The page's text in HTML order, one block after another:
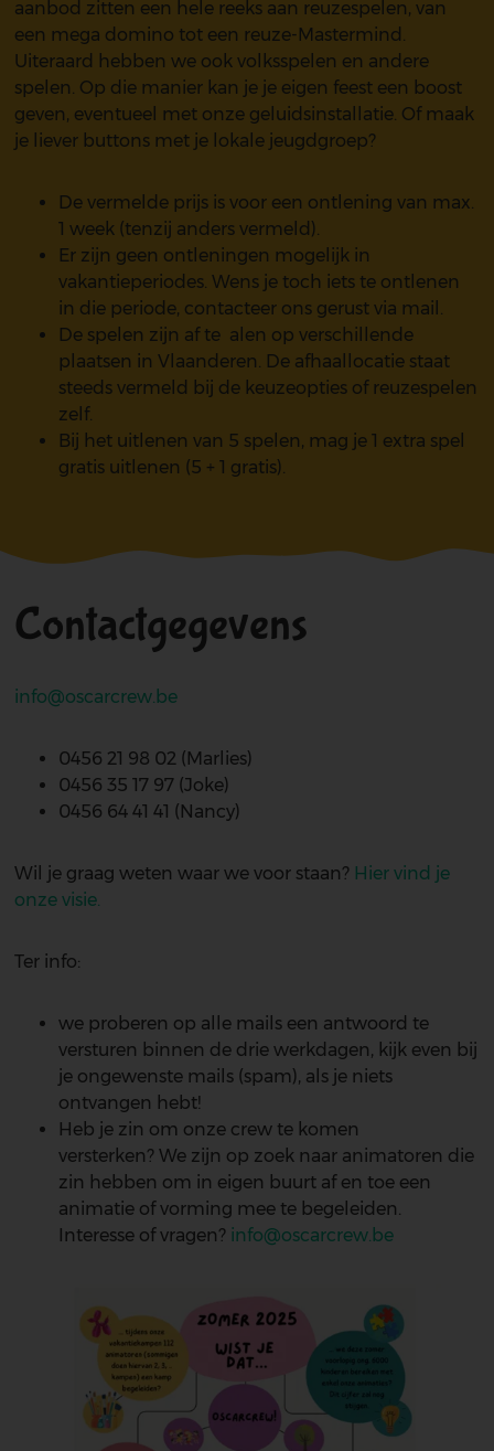
aanbod zitten een hele reeks aan reuzespelen, van
een mega domino tot een reuze-Mastermind.
Uiteraard hebben we ook volksspelen en andere
spelen. Op die manier kan je je eigen feest een boost
geven, eventueel met onze geluidsinstallatie. Of maak
je liever buttons met je lokale jeugdgroep?
De vermelde prijs is voor een ontlening van max.
1 week (tenzij anders vermeld).
Er zijn geen ontleningen mogelijk in
vakantieperiodes. Wens je toch iets te ontlenen
in die periode, contacteer ons gerust via mail.
De spelen zijn af te alen op verschillende
plaatsen in Vlaanderen. De afhaallocatie staat
steeds vermeld bij de keuzeopties of reuzespelen
zelf.
Bij het uitlenen van 5 spelen, mag je 1 extra spel
gratis uitlenen (5 + 1 gratis).
Contactgegevens
info@oscarcrew.be
0456 21 98 02 (Marlies)
0456 35 17 97 (Joke)
0456 64 41 41 (Nancy)
Wil je graag weten waar we voor staan? Hier vind je
onze visie.
Ter info:
we proberen op alle mails een antwoord te
versturen binnen de drie werkdagen, kijk even bij
je ongewenste mails (spam), als je niets
ontvangen hebt!
Heb je zin om onze crew te komen
versterken? We zijn op zoek naar animatoren die
zin hebben om in eigen buurt af en toe een
animatie of vorming mee te begeleiden.
Interesse of vragen? info@oscarcrew.be